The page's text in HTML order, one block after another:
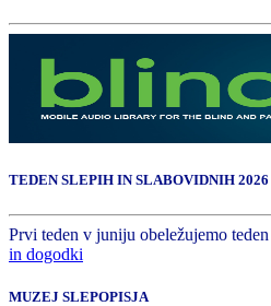
TEDEN SLEPIH IN SLABOVIDNIH 2026
Prvi teden v juniju obeležujemo
in dogodki
MUZEJ SLEPOPISJA